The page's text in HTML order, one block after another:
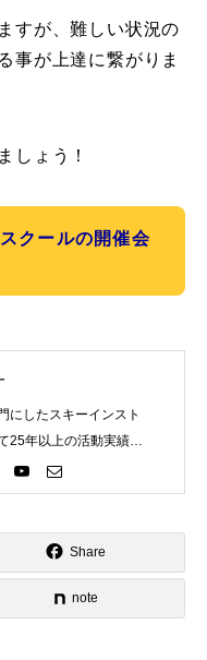
すが、難しい状況の
事が上達に繋がりま
しょう！
クールの開催会
にしたスキーインスト
25年以上の活動実績。
スクール代表として、
ラクターが職業選択の
Share
note